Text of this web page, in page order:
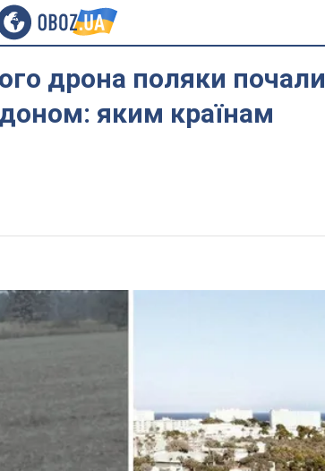
дрона поляки почали
яким країнам